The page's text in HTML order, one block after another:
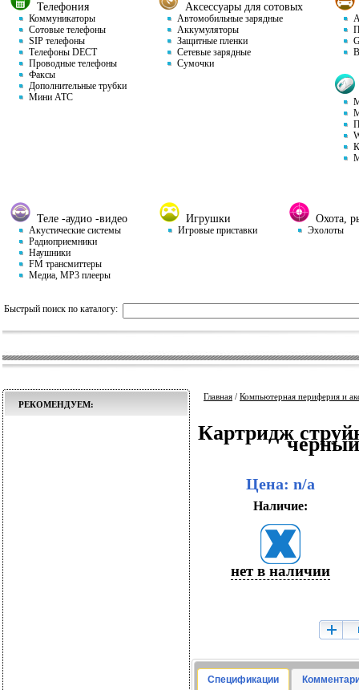
Телефония
Коммуникаторы
Сотовые телефоны
SIP телефоны
Телефоны DECT
Проводные телефоны
Факсы
Дополнительные трубки
Мини АТС
Аксессуары для сотовых
Автомобильные зарядные
Аккумуляторы
Защитные пленки
Сетевые зарядные
Сумочки
Теле -аудио -видео
Акустические системы
Радиоприемники
Наушники
FM трансмиттеры
Медиа, MP3 плееры
Игрушки
Игровые приставки
Охота,
Эхолоты
Быстрый поиск по каталогу:
РЕКОМЕНДУЕМ:
Главная / Компьютерная периферия и
Картридж
Цена: n/a
Наличие:
нет в наличии
Спецификации